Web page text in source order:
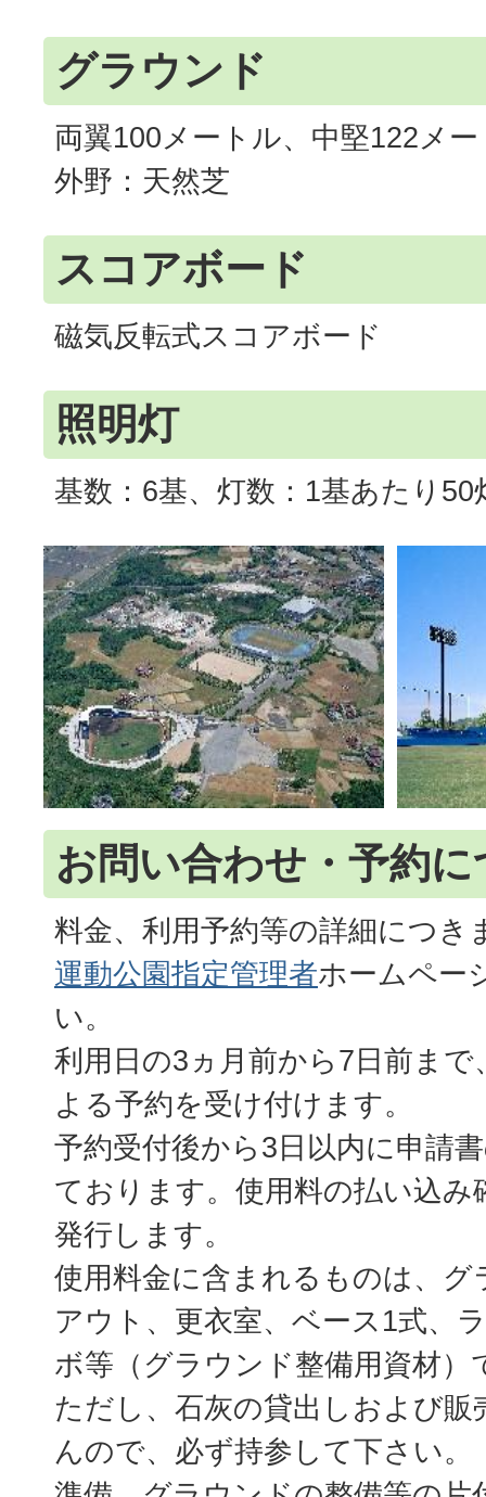
グラウンド
両翼100メートル、中堅122メ
外野：天然芝
スコアボード
磁気反転式スコアボード
照明灯
基数：6基、灯数：1基あたり50
お問い合わせ・予約
料金、利用予約等の詳細につき
運動公園指定管理者ホームペー
い。
利用日の3ヵ月前から7日前まで
よる予約を受け付けます。
予約受付後から3日以内に申請
ております。使用料の払い込み
発行します。
使用料金に含まれるものは、
アウト、更衣室、ベース1式、
ボ等（グラウンド整備用資材）
ただし、石灰の貸出しおよび
んので、必ず持参して下さい。